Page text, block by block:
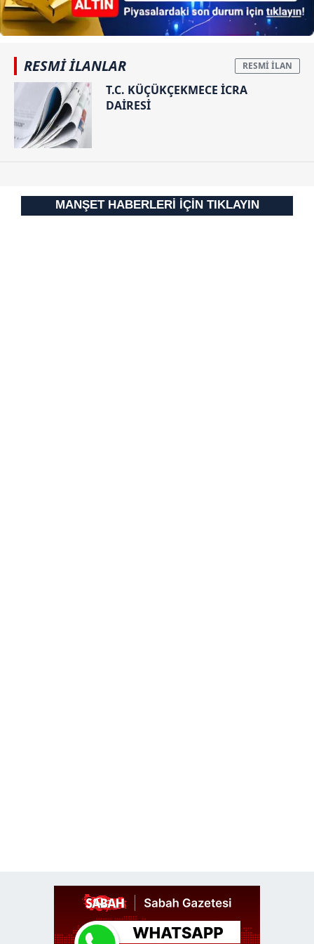
RESMİ İLANLAR
T.C. KÜÇÜKÇEKMECE İCRA
DAİRESİ
MANŞET HABERLERİ İÇİN TIKLAYIN